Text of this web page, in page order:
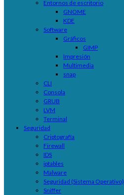
Entornos de escritorio
GNOME
KDE
Software
Gráficos
GIMP
Impresión
Multimedia
snap
CLI
Consola
GRUB
LVM
Terminal
Seguridad
Criptografía
Firewall
IDS
iptables
Malware
Seguridad (Sistema Operativo)
Sniffer